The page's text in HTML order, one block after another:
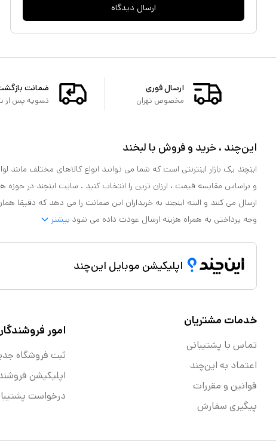
ارسال دیدگاه
ارسال فوری
مخصوص تهران
ضمانت
تسویه پس از
این‌چند ، خرید و فروش با لبخند
اینچند یک بازار اینترنتی است که شما می توانید انواع کالاهای مختلف مانند
و براساس مقایسه قیمت ، ارزان ترین را انتخاب کنید . سایت اینچند در حوزه
ارسال می کنند و البته اینچند به خریداران این ضمانت را می دهد که دقیقا
وجه پرداختی به همراه هزینه ارسال عودت داده می شود بیشتر
اپلیکیشن موبایل این‌چند
خدمات مشتریان
تماس با پشتیبانی
اعتماد به این‌چند
قوانین و مقررات
پیگیری سفارش
امور
ثبت فروشگاه
اپلیکیشن
درخواست